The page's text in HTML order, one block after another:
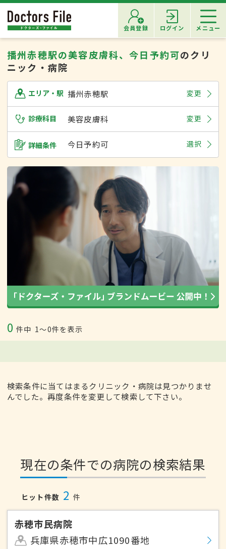
会員登録 ログイン メニュー
播州赤穂駅の美容皮膚科、今日予約可のクリ
ニック・病院
エリア・駅 播州赤穂駅 変更
診療科目 美容皮膚科 変更
詳細条件 今日予約可 選択
0 件中 1〜0件を表示
検索条件に当てはまるクリニック・病院は見つかりませ
んでした。再度条件を変更して検索して下さい。
現在の条件での病院の検索結果
ヒット件数 2 件
赤穂市民病院
兵庫県赤穂市中広1090番地